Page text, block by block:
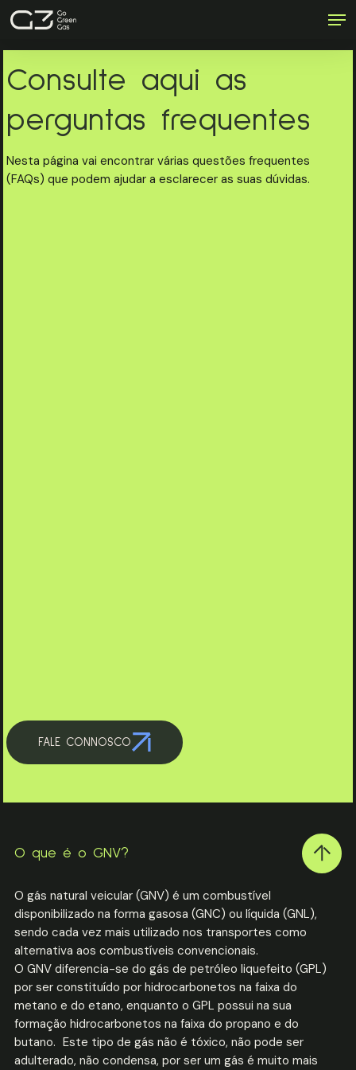
Skip
to
main
content
Consulte aqui as
perguntas frequentes
Nesta página vai encontrar várias questões frequentes
(FAQs) que podem ajudar a esclarecer as suas dúvidas.
FALE CONNOSCO
O que é o GNV?
O gás natural veicular (GNV) é um combustível
disponibilizado na forma gasosa (GNC) ou líquida (GNL),
sendo cada vez mais utilizado nos transportes como
alternativa aos combustíveis convencionais.
O GNV diferencia-se do gás de petróleo liquefeito (GPL)
por ser constituído por hidrocarbonetos na faixa do
metano e do etano, enquanto o GPL possui na sua
formação hidrocarbonetos na faixa do propano e do
butano. Este tipo de gás não é tóxico, não pode ser
adulterado, não condensa, por ser um gás é muito mais
Close